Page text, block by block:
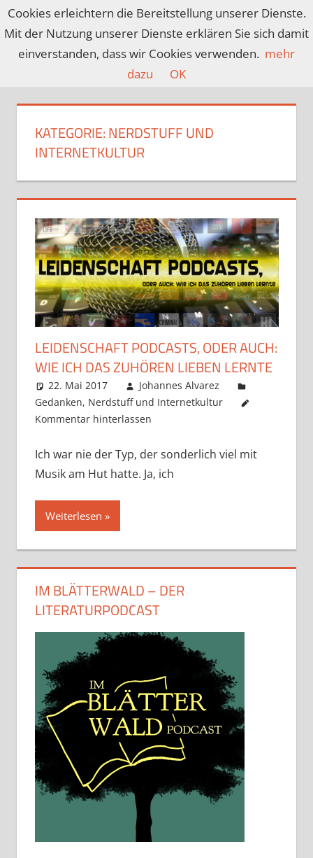
Zum
Inhalt
springen
Ein
Spiele,
Serien,
Anime
nerd
culture
since
2013
KATEGORIE:NERDSTUFF UND
INTERNETKULTUR
LEIDENSCHAFT PODCASTS, ODER AUCH:
WIE ICH DAS ZUHÖREN LIEBEN LERNTE
22. Mai 2017
Johannes Alvarez
Gedanken, Nerdstuff und Internetkultur
Kommentar hinterlassen
Ich war nie der Typ, der sonderlich viel mit
Musik am Hut hatte. Ja, ich
Weiterlesen
IM BLÄTTERWALD – DER
LITERATURPODCAST
Cookies erleichtern die Bereitstellung unserer Dienste.
Mit der Nutzung unserer Dienste erklären Sie sich damit
einverstanden, dass wir Cookies verwenden. mehr
dazu
OK